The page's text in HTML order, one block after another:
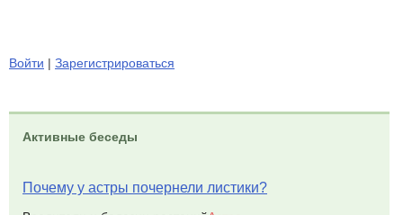
Войти | Зарегистрироваться
Активные беседы
Почему у астры почернели листики?